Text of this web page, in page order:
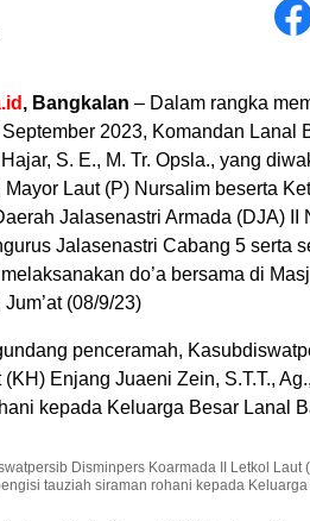
, Bangkalan – Dalam rangka
2023, Komandan Lanal
Hajar, S. E., M. Tr. Opsla., yang
Mayor Laut (P) Nursalim beserta
Jalasenastri Armada (DJA) II
Jalasenastri Cabang 5 serta
do’a bersama di
(08/9/23)
penceramah,
(KH) Enjang Juaeni Zein, S.T.T.,
kepada Keluarga Besar Lanal
Disminpers Koarmada II Letkol Laut
tauziah siraman rohani kepada